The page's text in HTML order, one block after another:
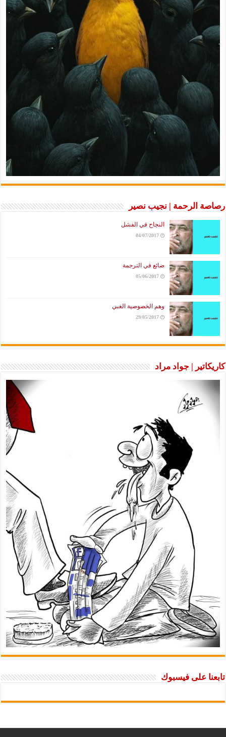
رصاصة الرحمة | نجيب نصير
النجاح في الفشل
04/07/2017
ضائع في الترجمة
05/06/2017
وهم الخصوصية الغبي
29/05/2017
كاريكاتير | جواد مراد
تابعنا على فيسبوك